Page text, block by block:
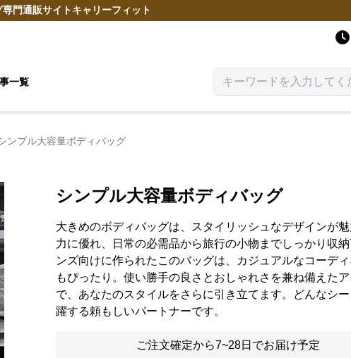
専門通販サイトキャリーフィット
一覧
ンプル大容量ボディバッグ
シンプル大容量ボディバッグ
大きめのボディバッグは、スタイリッシュなデザインが
力に優れ、日常の必需品から旅行の小物までしっかり収納
ンズ向けに作られたこのバッグは、カジュアルなコーデ
もぴったり。使い勝手の良さとおしゃれさを兼ね備えた
で、あなたのスタイルをさらに引き立てます。どんなシ
躍する頼もしいパートナーです。
ご注文確定から7~28日でお届け予定